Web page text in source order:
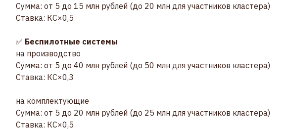
Сумма: от 5 до 15 млн рублей (до 20 млн для участников кластера)
Ставка: КС×0,5
✅ Беспилотные системы
на производство
Сумма: от 5 до 40 млн рублей (до 50 млн для участников кластера)
Ставка: КС×0,3
на комплектующие
Сумма: от 5 до 20 млн рублей (до 25 млн для участников кластера)
Ставка: КС×0,5